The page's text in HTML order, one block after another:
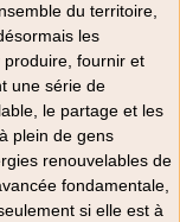
du territoire,
les
produire, fournir et
une série de
le partage et les
plein de gens
renouvelables de
fondamentale,
si elle est à